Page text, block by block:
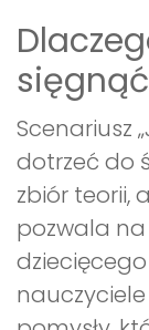
Scenariusz
dotrzeć do
zbiór teorii,
pozwala